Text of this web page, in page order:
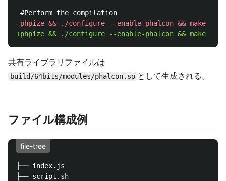
共有ライブラリファイルは
build/64bits/modules/phalcon.so として生成される。
ファイル構成例
file-tree
├── index.js
├── script.sh